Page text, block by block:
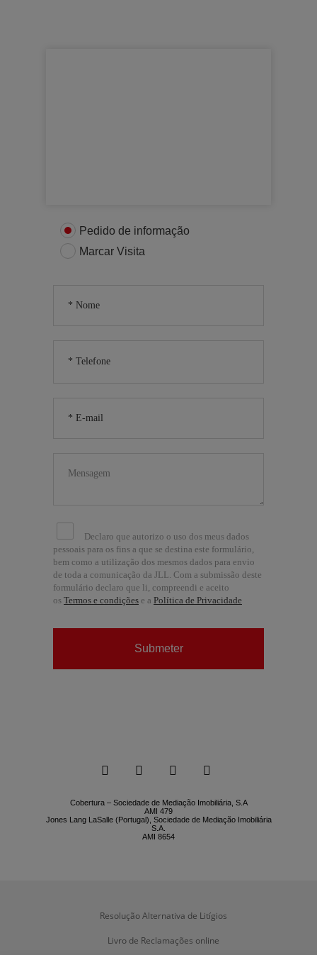
Pedido de informação
Marcar Visita
Declaro que autorizo o uso dos meus dados
pessoais para os fins a que se destina este formulário,
bem como a utilização dos mesmos dados para envio
de toda a comunicação da JLL. Com a submissão deste
formulário declaro que li, compreendi e aceito
os Termos e condições e a Política de Privacidade
Submeter
Cobertura – Sociedade de Mediação Imobiliária, S.A
AMI 479
Jones Lang LaSalle (Portugal), Sociedade de Mediação Imobiliária
S.A.
AMI 8654
   
Resolução Alternativa de Litígios
Livro de Reclamações online